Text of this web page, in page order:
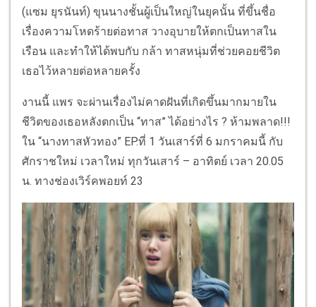
(แซม ยุรนันท์) ขุนนางชั้นผู้เป็นใหญ่ในยุคนั้น ที่ขึ้นชื่อ
เรื่องความโหดร้ายต่อทาส วางอุบายให้ตกเป็นทาสใน
เรือน และทำให้ได้พบกับ กล้า ทาสหนุ่มที่ช่วยคอยชีวิต
เธอไว้หลายต่อหลายครั้ง
งานนี้ แพร จะผ่านเรื่องไม่คาดฝันที่เกิดขึ้นมากมายใน
ชีวิตของเธอหลังตกเป็น “ทาส” ได้อย่างไร ? ห้ามพลาด!!!
ใน “นางทาสหัวทอง” EP.ที่ 1 วันเสาร์ที่ 6 มกราคมนี้ กับ
ศักราชใหม่ เวลาใหม่ ทุกวันเสาร์ – อาทิตย์ เวลา 20.05
น. ทางช่องเวิร์คพอยท์ 23